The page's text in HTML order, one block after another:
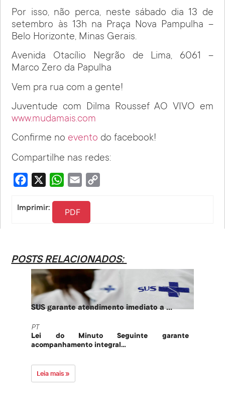
Por isso, não perca, neste sábado dia 13 de
setembro às 13h na Praça Nova Pampulha –
Belo Horizonte, Minas Gerais.
Avenida Otacílio Negrão de Lima, 6061 –
Marco Zero da Papulha
Vem pra rua com a gente!
Juventude com Dilma Roussef AO VIVO em
www.mudamais.com
Confirme no evento do facebook!
Compartilhe nas redes:
Facebook WhatsApp
Email
Imprimir: PDF
POSTS RELACIONADOS:
SUS garante atendimento imediato a ...
PT
Lei do Minuto Seguinte garante
acompanhamento integral...
Leia mais »